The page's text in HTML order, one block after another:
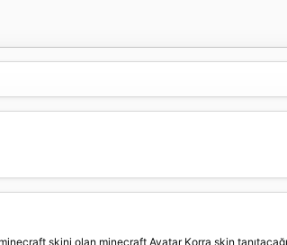
skini olan minecraft Avatar Korra skin